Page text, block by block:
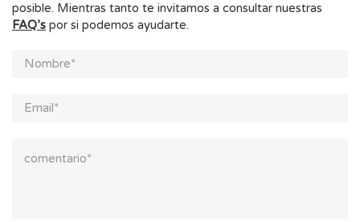
posible. Mientras tanto te invitamos a consultar nuestras
FAQ’s por si podemos ayudarte.